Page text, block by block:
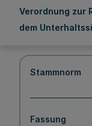
Verordnung zur
dem
Stammnorm
Fassung